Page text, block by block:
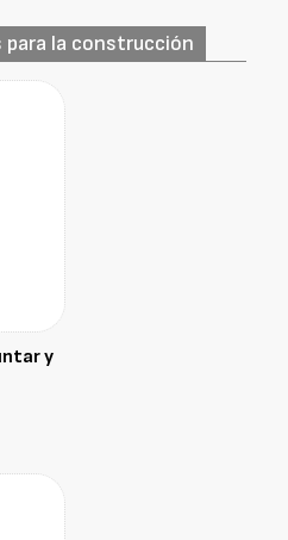
la construcción
y